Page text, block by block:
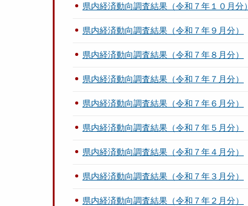
県内経済動向調査結果（令和７年１０月分）
県内経済動向調査結果（令和７年９月分）
県内経済動向調査結果（令和７年８月分）
県内経済動向調査結果（令和７年７月分）
県内経済動向調査結果（令和７年６月分）
県内経済動向調査結果（令和７年５月分）
県内経済動向調査結果（令和７年４月分）
県内経済動向調査結果（令和７年３月分）
県内経済動向調査結果（令和７年２月分）